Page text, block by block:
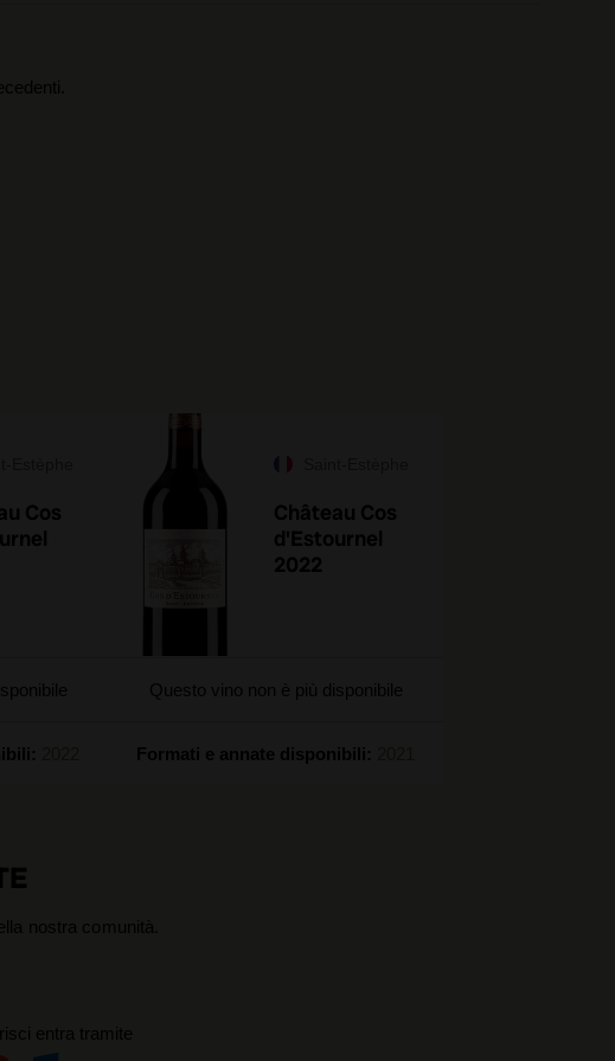
Cos
Château Cos
d'Estournel
2022
Questo vino non è più disponibile
Formati e annate disponibili:
nostra comunità.
entra tramite